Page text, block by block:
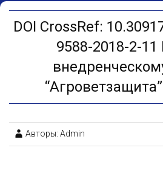
n
DOI CrossRef:
9588-2018-2-11
Авторы: Admin